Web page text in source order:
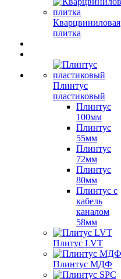
Кварцвиниловая
плитка
Плинтус
пластиковый
Плинтус
100мм
Плинтус
55мм
Плинтус
72мм
Плинтус
80мм
Плинтус с
кабель
каналом
58мм
Плитус LVT
Плинтус МДФ